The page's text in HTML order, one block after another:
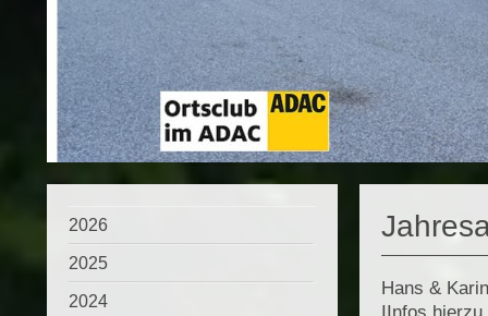
Hans &
2026
2025
2024